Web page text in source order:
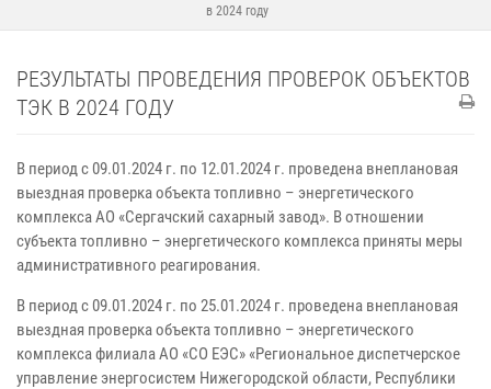
в 2024 году
РЕЗУЛЬТАТЫ ПРОВЕДЕНИЯ ПРОВЕРОК ОБЪЕКТОВ
ТЭК В 2024 ГОДУ
В период с 09.01.2024 г. по 12.01.2024 г. проведена внеплановая
выездная проверка объекта топливно – энергетического
комплекса АО «Сергачский сахарный завод». В отношении
субъекта топливно – энергетического комплекса приняты меры
административного реагирования.
В период с 09.01.2024 г. по 25.01.2024 г. проведена внеплановая
выездная проверка объекта топливно – энергетического
комплекса филиала АО «СО ЕЭС» «Региональное диспетчерское
управление энергосистем Нижегородской области, Республики